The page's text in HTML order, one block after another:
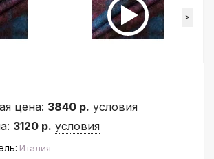
>
цена: 3840 р. условия
3120 р. условия
Италия